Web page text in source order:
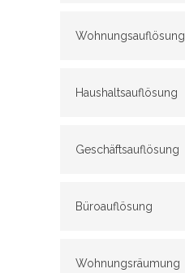
Wohnungsauflösung
Haushaltsauflösung
Geschäftsauflösung
Büroauflösung
Wohnungsräumung